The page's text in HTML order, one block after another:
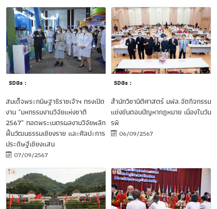
SDGs :
สมเด็จพระกนิษฐาธิราชเจ้าฯ ทรงเปิด
งาน "มหกรรมงานวิจัยแห่งชาติ
2567" ทอดพระเนตรผลงานวิจัยพลิก
ฟื้นวัฒนธรรมเชียงราย และศิลปะการ
ประดิษฐ์เชียงแสน
07/09/2567
SDGs :
สำนักวิชานิติศาสตร์ มฟล.จัดกิจกรรม
แข่งขันตอบปัญหากฎหมาย เนื่องในวัน
รพี
06/09/2567